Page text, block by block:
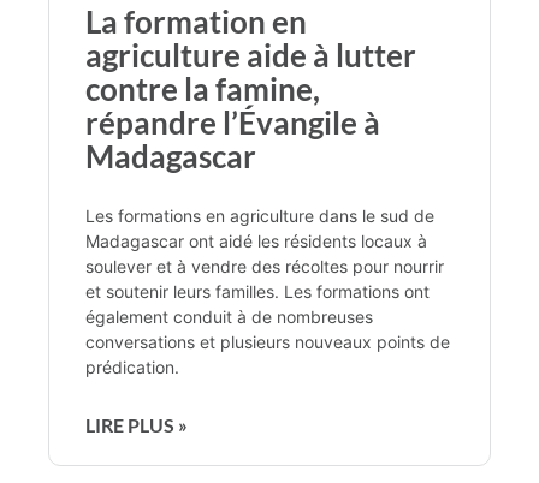
La formation en
agriculture aide à lutter
contre la famine,
répandre l’Évangile à
Madagascar
Les formations en agriculture dans le sud de
Madagascar ont aidé les résidents locaux à
soulever et à vendre des récoltes pour nourrir
et soutenir leurs familles. Les formations ont
également conduit à de nombreuses
conversations et plusieurs nouveaux points de
prédication.
LIRE PLUS »